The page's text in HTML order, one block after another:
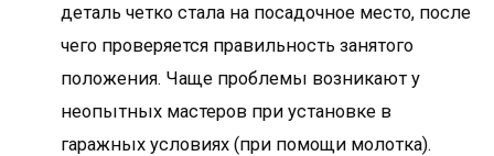
деталь четко стала на посадочное место, после
чего проверяется правильность занятого
положения. Чаще проблемы возникают у
неопытных мастеров при установке в
гаражных условиях (при помощи молотка).